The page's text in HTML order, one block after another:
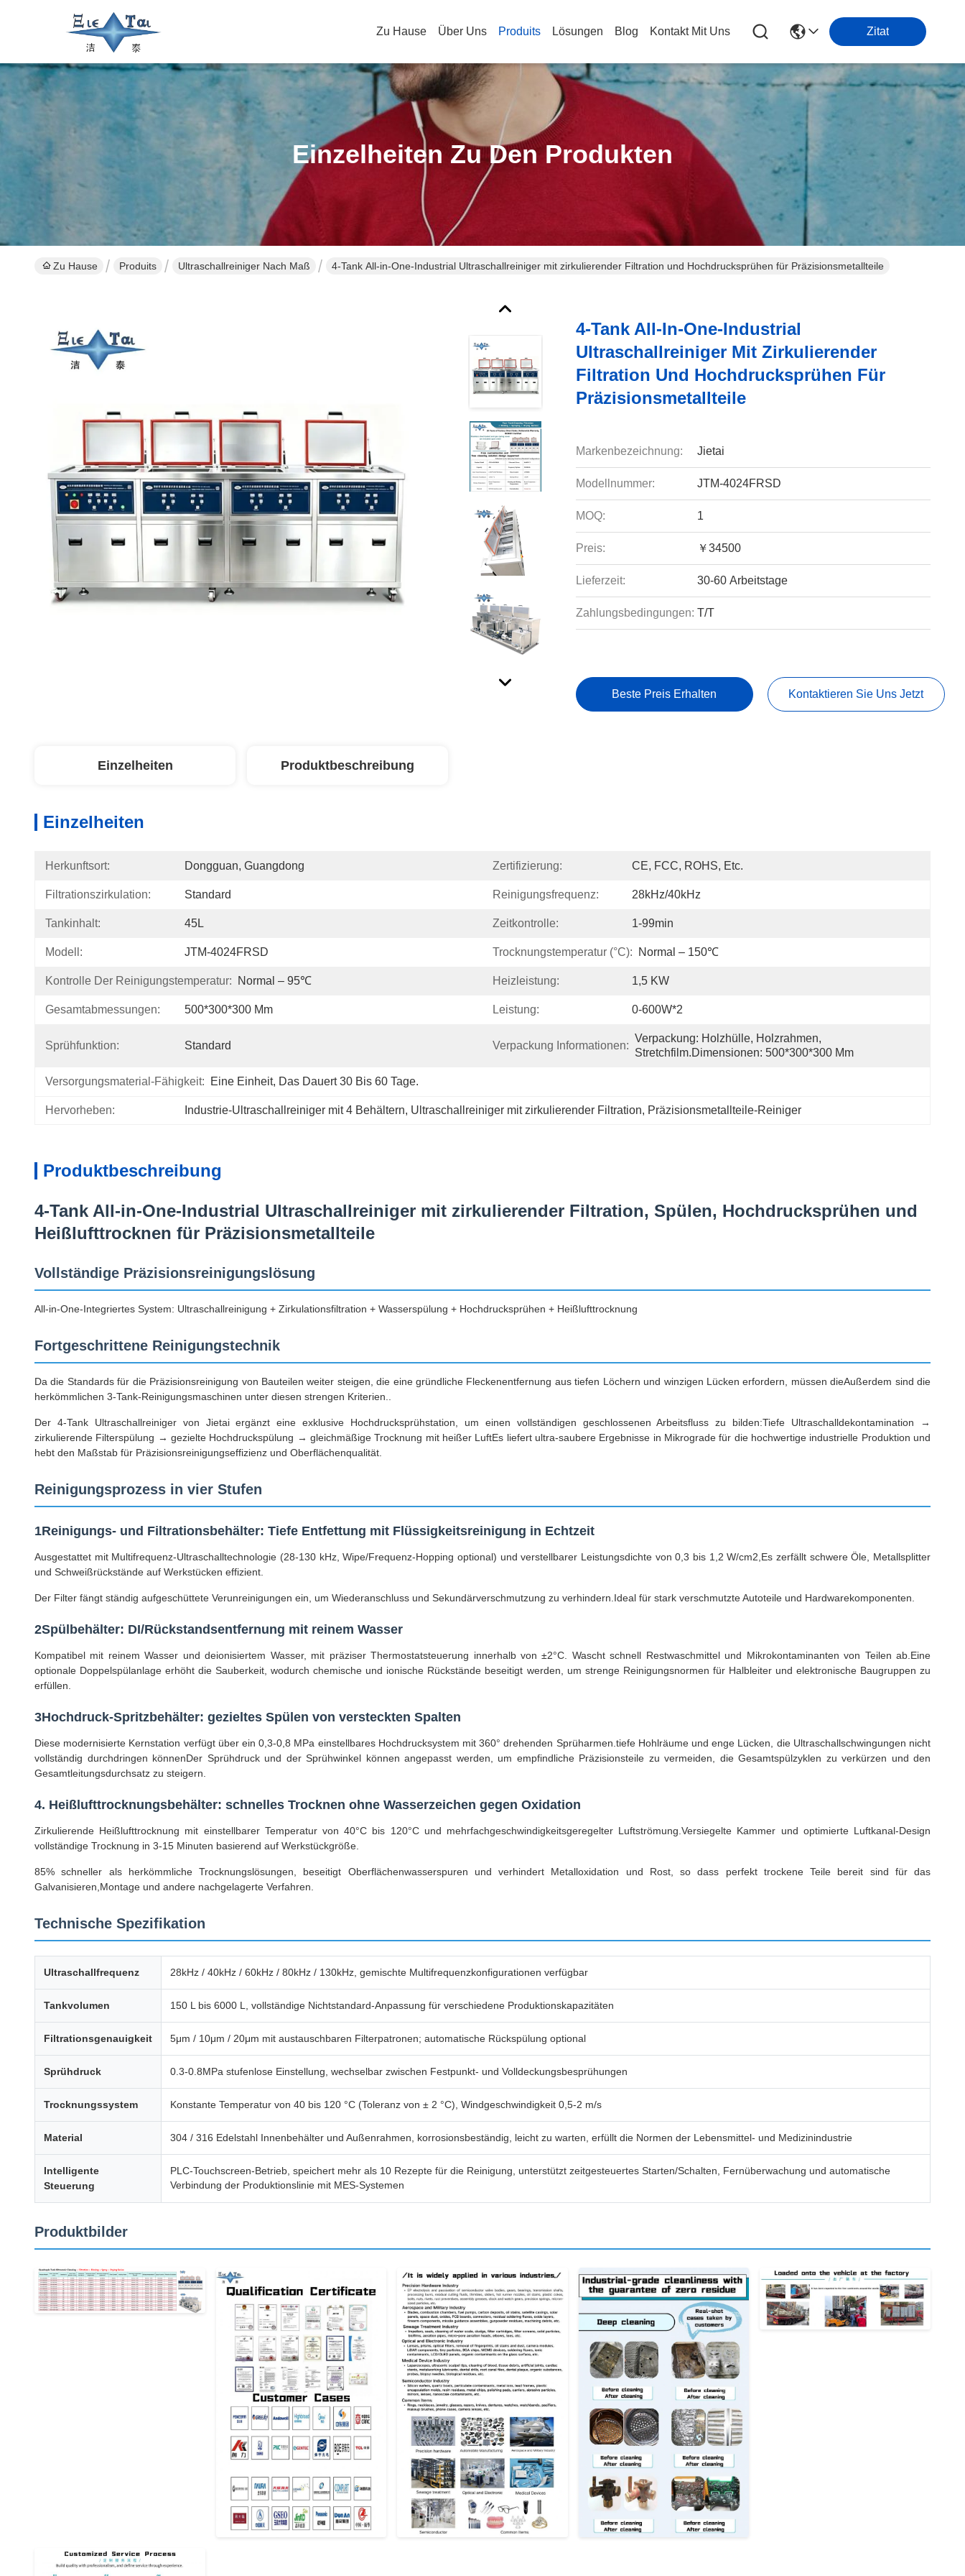
Zu Hause Über Uns Produits Lösungen Blog Kontakt Mit Uns Zitat
Einzelheiten Zu Den Produkten
Zu Hause Produits Ultraschallreiniger Nach Maß 4-Tank All-in-One-Industrial Ultraschallreiniger mit zirkulierender Filtration und Hochdrucksprühen für Präzisionsmetallteile
4-Tank All-In-One-Industrial
Ultraschallreiniger Mit Zirkulierender
Filtration Und Hochdrucksprühen Für
Präzisionsmetallteile
Markenbezeichnung: Jietai
Modellnummer: JTM-4024FRSD
MOQ: 1
Preis: ￥34500
Lieferzeit: 30-60 Arbeitstage
Zahlungsbedingungen: T/T
Beste Preis Erhalten Kontaktieren Sie Uns Jetzt
Einzelheiten Produktbeschreibung
Einzelheiten
Herkunftsort: Dongguan, Guangdong Zertifizierung: CE, FCC, ROHS, Etc.
Filtrationszirkulation: Standard Reinigungsfrequenz: 28kHz/40kHz
Tankinhalt: 45L Zeitkontrolle: 1-99min
Modell: JTM-4024FRSD Trocknungstemperatur (°C): Normal – 150℃
Kontrolle Der Reinigungstemperatur: Normal – 95℃ Heizleistung: 1,5 KW
Gesamtabmessungen: 500*300*300 Mm Leistung: 0-600W*2
Sprühfunktion: Standard Verpackung Informationen:
Verpackung: Holzhülle, Holzrahmen,
Stretchfilm.Dimensionen: 500*300*300 Mm
Versorgungsmaterial-Fähigkeit: Eine Einheit, Das Dauert 30 Bis 60 Tage.
Hervorheben: Industrie-Ultraschallreiniger mit 4 Behältern, Ultraschallreiniger mit zirkulierender Filtration, Präzisionsmetallteile-Reiniger
Produktbeschreibung
4-Tank All-in-One-Industrial Ultraschallreiniger mit zirkulierender Filtration, Spülen, Hochdrucksprühen und
Heißlufttrocknen für Präzisionsmetallteile
Vollständige Präzisionsreinigungslösung
All-in-One-Integriertes System: Ultraschallreinigung + Zirkulationsfiltration + Wasserspülung + Hochdrucksprühen + Heißlufttrocknung
Fortgeschrittene Reinigungstechnik
Da die Standards für die Präzisionsreinigung von Bauteilen weiter steigen, die eine gründliche Fleckenentfernung aus tiefen Löchern und winzigen Lücken erfordern, müssen dieAußerdem sind die
herkömmlichen 3-Tank-Reinigungsmaschinen unter diesen strengen Kriterien..
Der 4-Tank Ultraschallreiniger von Jietai ergänzt eine exklusive Hochdrucksprühstation, um einen vollständigen geschlossenen Arbeitsfluss zu bilden:Tiefe Ultraschalldekontamination →
zirkulierende Filterspülung → gezielte Hochdruckspülung → gleichmäßige Trocknung mit heißer LuftEs liefert ultra-saubere Ergebnisse in Mikrograde für die hochwertige industrielle Produktion und
hebt den Maßstab für Präzisionsreinigungseffizienz und Oberflächenqualität.
Reinigungsprozess in vier Stufen
1Reinigungs- und Filtrationsbehälter: Tiefe Entfettung mit Flüssigkeitsreinigung in Echtzeit
Ausgestattet mit Multifrequenz-Ultraschalltechnologie (28-130 kHz, Wipe/Frequenz-Hopping optional) und verstellbarer Leistungsdichte von 0,3 bis 1,2 W/cm2,Es zerfällt schwere Öle, Metallsplitter
und Schweißrückstände auf Werkstücken effizient.
Der Filter fängt ständig aufgeschüttete Verunreinigungen ein, um Wiederanschluss und Sekundärverschmutzung zu verhindern.Ideal für stark verschmutzte Autoteile und Hardwarekomponenten.
2Spülbehälter: DI/Rückstandsentfernung mit reinem Wasser
Kompatibel mit reinem Wasser und deionisiertem Wasser, mit präziser Thermostatsteuerung innerhalb von ±2°C. Wascht schnell Restwaschmittel und Mikrokontaminanten von Teilen ab.Eine
optionale Doppelspülanlage erhöht die Sauberkeit, wodurch chemische und ionische Rückstände beseitigt werden, um strenge Reinigungsnormen für Halbleiter und elektronische Baugruppen zu
erfüllen.
3Hochdruck-Spritzbehälter: gezieltes Spülen von versteckten Spalten
Diese modernisierte Kernstation verfügt über ein 0,3-0,8 MPa einstellbares Hochdrucksystem mit 360° drehenden Sprüharmen.tiefe Hohlräume und enge Lücken, die Ultraschallschwingungen nicht
vollständig durchdringen könnenDer Sprühdruck und der Sprühwinkel können angepasst werden, um empfindliche Präzisionsteile zu vermeiden, die Gesamtspülzyklen zu verkürzen und den
Gesamtleitungsdurchsatz zu steigern.
4. Heißlufttrocknungsbehälter: schnelles Trocknen ohne Wasserzeichen gegen Oxidation
Zirkulierende Heißlufttrocknung mit einstellbarer Temperatur von 40°C bis 120°C und mehrfachgeschwindigkeitsgeregelter Luftströmung.Versiegelte Kammer und optimierte Luftkanal-Design
vollständige Trocknung in 3-15 Minuten basierend auf Werkstückgröße.
85% schneller als herkömmliche Trocknungslösungen, beseitigt Oberflächenwasserspuren und verhindert Metalloxidation und Rost, so dass perfekt trockene Teile bereit sind für das
Galvanisieren,Montage und andere nachgelagerte Verfahren.
Technische Spezifikation
Ultraschallfrequenz 28kHz / 40kHz / 60kHz / 80kHz / 130kHz, gemischte Multifrequenzkonfigurationen verfügbar
Tankvolumen 150 L bis 6000 L, vollständige Nichtstandard-Anpassung für verschiedene Produktionskapazitäten
Filtrationsgenauigkeit 5μm / 10μm / 20μm mit austauschbaren Filterpatronen; automatische Rückspülung optional
Sprühdruck 0.3-0.8MPa stufenlose Einstellung, wechselbar zwischen Festpunkt- und Volldeckungsbesprühungen
Trocknungssystem Konstante Temperatur von 40 bis 120 °C (Toleranz von ± 2 °C), Windgeschwindigkeit 0,5-2 m/s
Material 304 / 316 Edelstahl Innenbehälter und Außenrahmen, korrosionsbeständig, leicht zu warten, erfüllt die Normen der Lebensmittel- und Medizinindustrie
Intelligente
Steuerung
PLC-Touchscreen-Betrieb, speichert mehr als 10 Rezepte für die Reinigung, unterstützt zeitgesteuertes Starten/Schalten, Fernüberwachung und automatische
Verbindung der Produktionslinie mit MES-Systemen
Produktbilder